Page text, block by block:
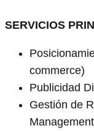
SERVICIOS
commerce)
Publicidad
Gestión de